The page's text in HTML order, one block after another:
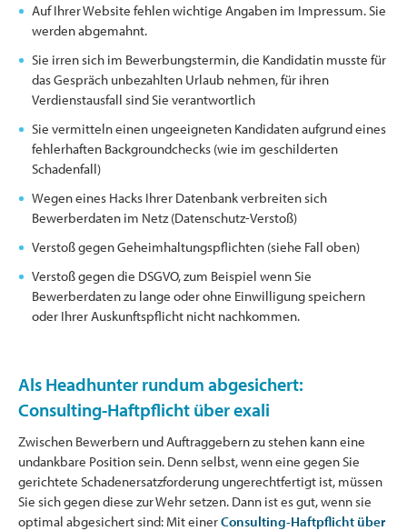
Auf Ihrer Website fehlen wichtige Angaben im Impressum. Sie
werden abgemahnt.
Sie irren sich im Bewerbungstermin, die Kandidatin musste für
das Gespräch unbezahlten Urlaub nehmen, für ihren
Verdienstausfall sind Sie verantwortlich
Sie vermitteln einen ungeeigneten Kandidaten aufgrund eines
fehlerhaften Backgroundchecks (wie im geschilderten
Schadenfall)
Wegen eines Hacks Ihrer Datenbank verbreiten sich
Bewerberdaten im Netz (Datenschutz-Verstoß)
Verstoß gegen Geheimhaltungspflichten (siehe Fall oben)
Verstoß gegen die DSGVO, zum Beispiel wenn Sie
Bewerberdaten zu lange oder ohne Einwilligung speichern
oder Ihrer Auskunftspflicht nicht nachkommen.
Als Headhunter rundum abgesichert:
Consulting-Haftpflicht über exali
Zwischen Bewerbern und Auftraggebern zu stehen kann eine
undankbare Position sein. Denn selbst, wenn eine gegen Sie
gerichtete Schadenersatzforderung ungerechtfertigt ist, müssen
Sie sich gegen diese zur Wehr setzen. Dann ist es gut, wenn sie
optimal abgesichert sind: Mit einerConsulting-Haftpflicht über